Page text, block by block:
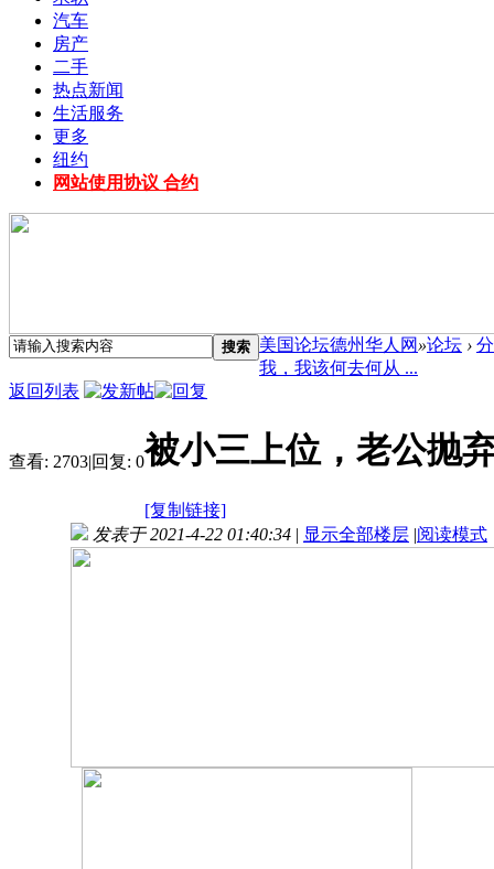
汽车
房产
二手
热点新闻
生活服务
更多
纽约
网站使用协议 合约
搜索 美国论坛德州华人网 »论坛 ›
我，我该何去何从 ...
返回列表
查看: 2703|回复: 0被小三上位，老公抛
[复制链接]
发表于 2021-4-22 01:40:34 | 显示全部楼层 |阅读模式